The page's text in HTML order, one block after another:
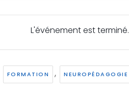
L'événement est terminé.
FORMATION , NEUROPÉDAGOGIE